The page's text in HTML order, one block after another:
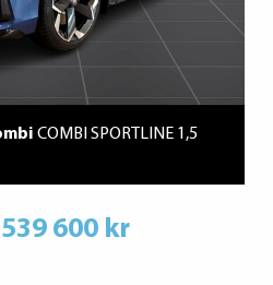
COMBI SPORTLINE 1,5
539 600 kr